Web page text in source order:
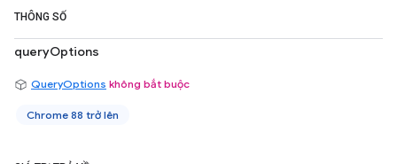
THÔNG SỐ
queryOptions
QueryOptions không bắt buộc
Chrome 88 trở lên